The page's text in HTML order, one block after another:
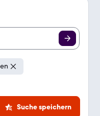
Suche speichern